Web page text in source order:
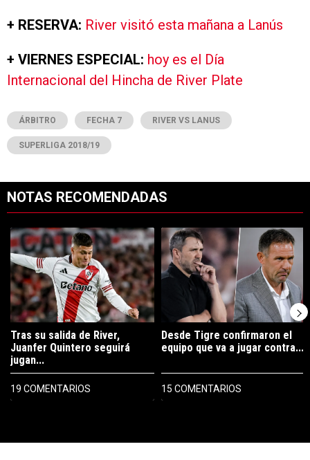
+ RESERVA: River visitó esta mañana a Lanús
+ VIERNES ESPECIAL: hoy es el Día
Internacional del Hincha de River Plate
ÁRBITRO FECHA 7 RIVER VS LANUS
SUPERLIGA 2018/19
NOTAS RECOMENDADAS
Un artículo de tendencia con el título "Tras su salida de River,
Tras su salida de River,
Juanfer Quintero seguirá
jugan...
19 COMENTARIOS
Un artículo de tendencia con el
Desde Tigre confirmaron el
equipo que va a jugar contra...
15 COMENTARIOS